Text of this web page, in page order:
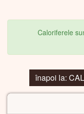
Caloriferele
înapoi la: